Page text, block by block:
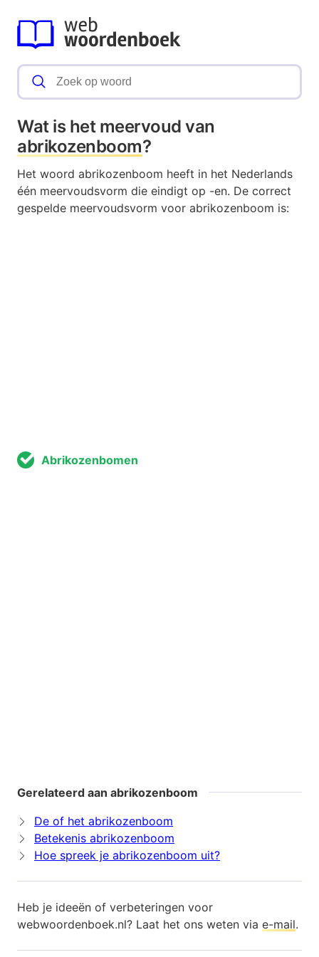
Wat is het meervoud van
abrikozenboom?
Het woord abrikozenboom heeft in het Nederlands
één meervoudsvorm die eindigt op -en. De correct
gespelde meervoudsvorm voor abrikozenboom is:
Abrikozenbomen
Gerelateerd aan abrikozenboom
De of het abrikozenboom
Betekenis abrikozenboom
Hoe spreek je abrikozenboom uit?
Heb je ideeën of verbeteringen voor
webwoordenboek.nl? Laat het ons weten via e-mail.